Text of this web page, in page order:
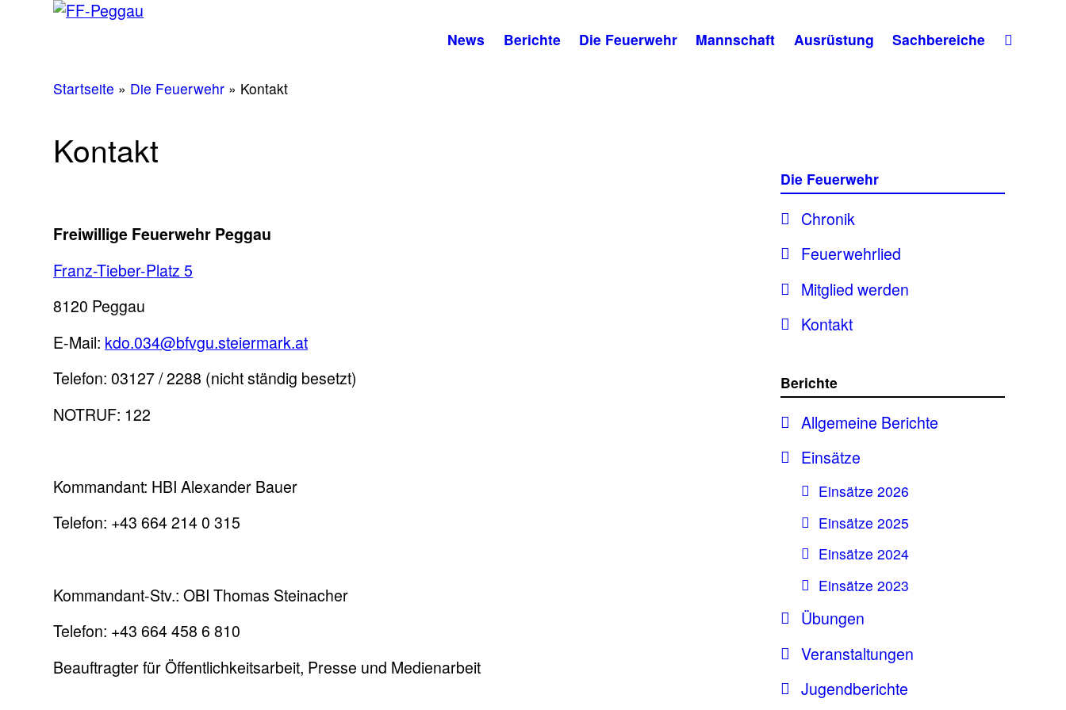
News Berichte Die Feuerwehr Mannschaft Ausrüstung Sachbereiche
Startseite » Die Feuerwehr » Kontakt
Kontakt
Freiwillige Feuerwehr Peggau
Franz-Tieber-Platz 5
8120 Peggau
E-Mail: kdo.034@bfvgu.steiermark.at
Telefon: 03127 / 2288 (nicht ständig besetzt)
NOTRUF: 122
Kommandant: HBI Alexander Bauer
Telefon: +43 664 214 0 315
Kommandant-Stv.: OBI Thomas Steinacher
Telefon: +43 664 458 6 810
Beauftragter für Öffentlichkeitsarbeit, Presse und Medienarbeit
Die Feuerwehr
Chronik
Feuerwehrlied
Mitglied werden
Kontakt
Berichte
Allgemeine Berichte
Einsätze
Einsätze 2026
Einsätze 2025
Einsätze 2024
Einsätze 2023
Übungen
Veranstaltungen
Jugendberichte